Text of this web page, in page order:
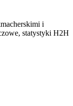
i
statystyki H2H